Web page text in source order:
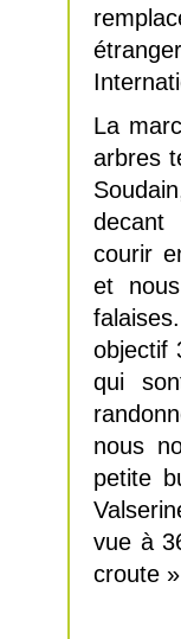
La
arbres
decant
courir
et
objectif
qui
nous
petite
vue à
croute